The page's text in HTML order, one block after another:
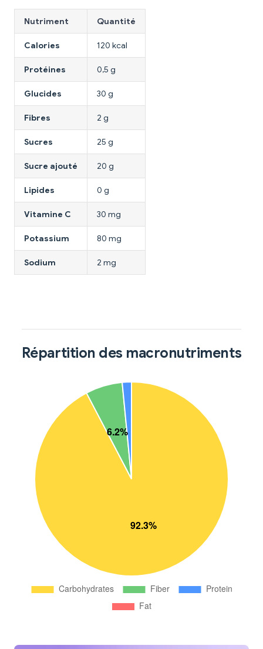
Nutriment Quantité
Calories 120 kcal
Protéines 0,5 g
Glucides 30 g
Fibres 2 g
Sucres 25 g
Sucre ajouté 20 g
Lipides 0 g
Vitamine C 30 mg
Potassium 80 mg
Sodium 2 mg
Répartition des macronutriments